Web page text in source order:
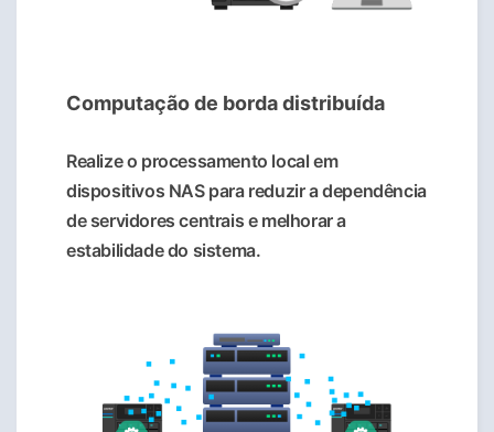
Computação de borda distribuída
Realize o processamento local em
dispositivos NAS para reduzir a dependência
de servidores centrais e melhorar a
estabilidade do sistema.